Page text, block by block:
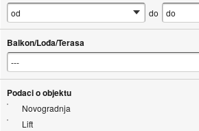
do
Balkon/Lođa/Terasa
Podaci o objektu
Novogradnja
Lift